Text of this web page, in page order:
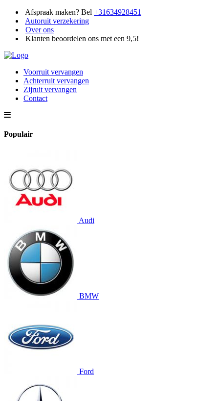
Afspraak maken? Bel +31634928451
Autoruit verzekering
Over ons
Klanten beoordelen ons met een 9,5!
Voorruit vervangen
Achterruit vervangen
Zijruit vervangen
Contact
Populair
Audi
BMW
Ford